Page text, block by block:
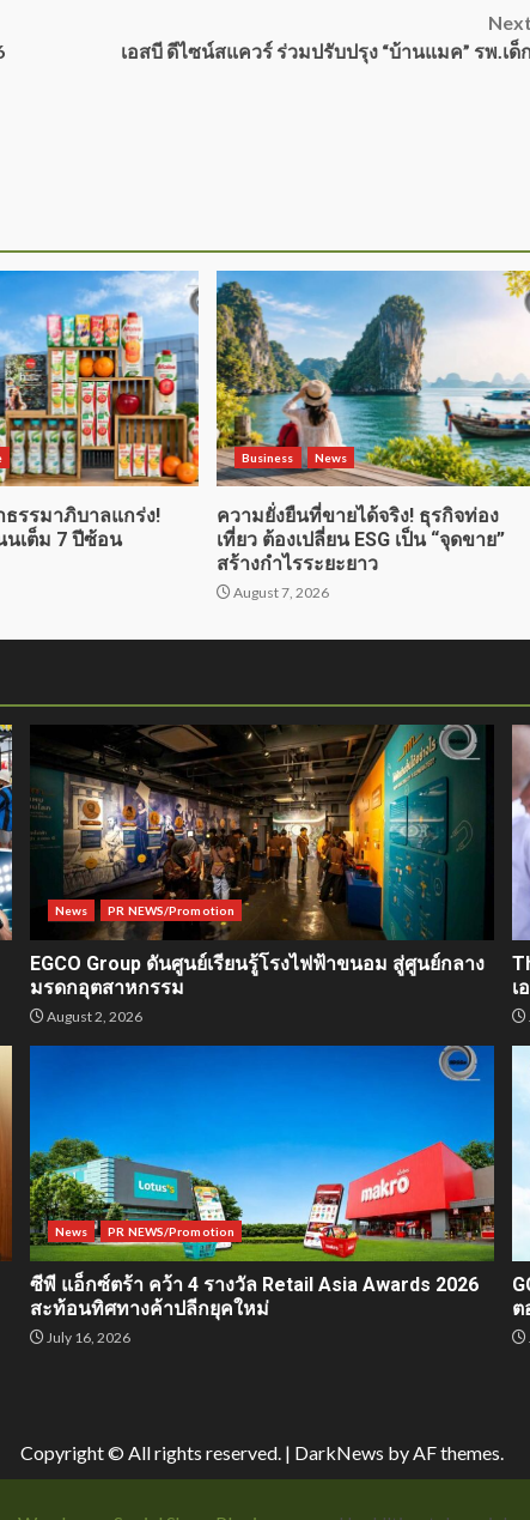
เอสบี ดีไซน์สแควร์ ร่วมปรับปรุง “บ้านแมค” รพ.เด็
ธรรมาภิบาลแกร่ง!
นเต็ม 7 ปีซ้อน
Business News
ความยั่งยืนที่ขายได้จริง! ธุรกิจท่อง
เที่ยว ต้องเปลี่ยน ESG เป็น “จุดขาย”
สร้างกำไรระยะยาว
August 7, 2026
News PR NEWS/Promotion
EGCO Group ดันศูนย์เรียนรู้โรงไฟฟ้าขนอม สู่ศูนย์กลาง
มรดกอุตสาหกรรม
August 2, 2026
เ
News PR NEWS/Promotion
ซีพี แอ็กซ์ตร้า คว้า 4 รางวัล Retail Asia Awards 2026
สะท้อนทิศทางค้าปลีกยุคใหม่
July 16, 2026
ต
Copyright © All rights reserved. | DarkNews by AF themes.